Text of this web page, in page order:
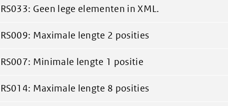
RS033: Geen lege elementen in XML.
RS009: Maximale lengte 2 posities
RS007: Minimale lengte 1 positie
RS014: Maximale lengte 8 posities